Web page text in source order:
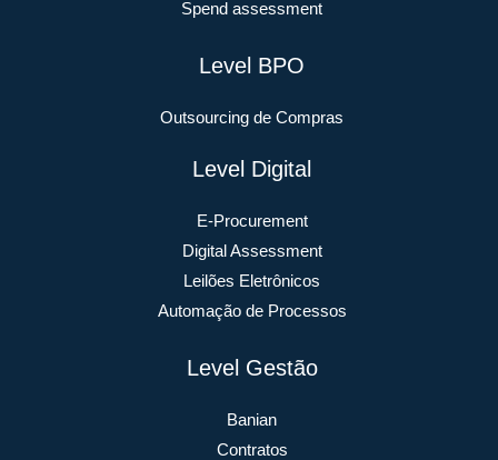
Spend assessment
Level BPO
Outsourcing de Compras
Level Digital
E-Procurement
Digital Assessment
Leilões Eletrônicos
Automação de Processos
Level Gestão
Banian
Contratos